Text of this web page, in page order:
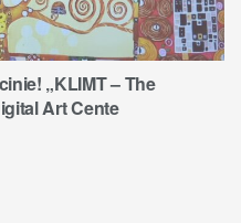
„KLIMT – The
Art Cente